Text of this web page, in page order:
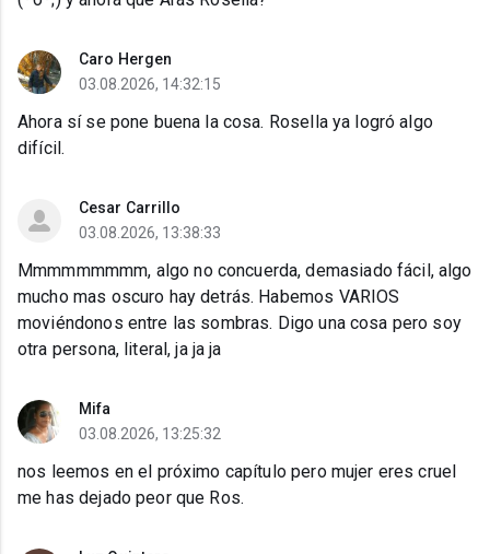
Caro Hergen
03.08.2026, 14:32:15
Ahora sí se pone buena la cosa. Rosella ya logró algo
difícil.
Cesar Carrillo
03.08.2026, 13:38:33
Mmmmmmmmm, algo no concuerda, demasiado fácil, algo
mucho mas oscuro hay detrás. Habemos VARIOS
moviéndonos entre las sombras. Digo una cosa pero soy
otra persona, literal, ja ja ja
Mifa
03.08.2026, 13:25:32
nos leemos en el próximo capítulo pero mujer eres cruel
me has dejado peor que Ros.